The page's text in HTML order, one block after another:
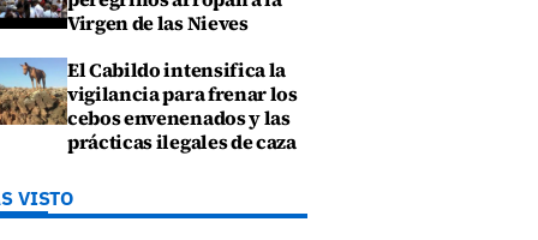
Virgen de las Nieves
El Cabildo intensifica la
vigilancia para frenar los
cebos envenenados y las
prácticas ilegales de caza
VISTO